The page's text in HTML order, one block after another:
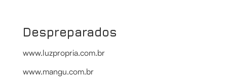
Despreparados
www.luzpropria.com.br
www.mangu.com.br